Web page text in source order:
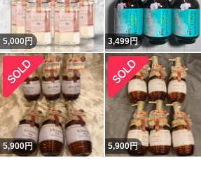
5,000円 3,499円
5,900円 5,900円